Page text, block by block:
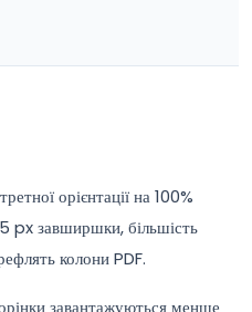
орієнтації на 100%
px завширшки, більшість
колони PDF.
завантажуються менше